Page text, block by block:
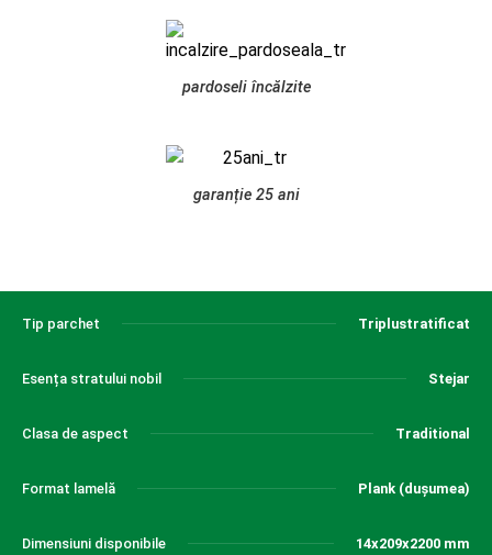
pardoseli încălzite
garanție 25 ani
Tip parchet Triplustratificat
Esența stratului nobil Stejar
Clasa de aspect Traditional
Format lamelă Plank (dușumea)
Dimensiuni disponibile 14x209x2200 mm